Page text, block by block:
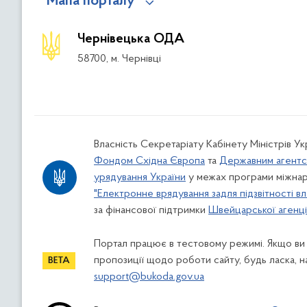
Чернівецька ОДА
58700, м. Чернівці
Власність Секретаріату Кабінету Міністрів
Фондом Східна Європа та Державним
урядування України у межах програми
"Електронне врядування задля підзвітності
за фінансової підтримки Швейцарської
Портал працює в тестовому режимі. Якщо
пропозиції щодо роботи сайту, будь ласка,
support@bukoda.gov.ua